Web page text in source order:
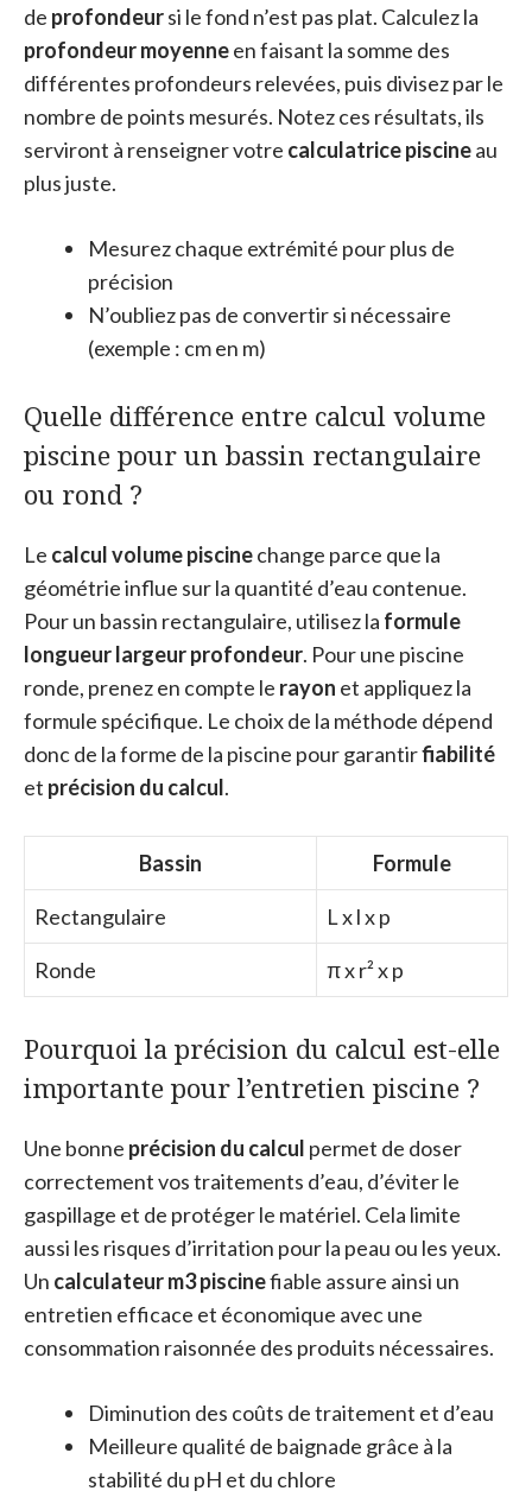
de profondeursi le fond n’est pas plat. Calculez la
profondeur moyenneen faisant la somme des
différentes profondeurs relevées, puis divisez par le
nombre de points mesurés. Notez ces résultats, ils
serviront à renseigner votre calculatrice piscineau
plus juste.
Mesurez chaque extrémité pour plus de
précision
N’oubliez pas de convertir si nécessaire
(exemple : cm en m)
Quelle différence entre calcul volume
piscine pour un bassin rectangulaire
ou rond ?
Le calcul volume piscinechange parce que la
géométrie influe sur la quantité d’eau contenue.
Pour un bassin rectangulaire, utilisez la formule
longueur largeur profondeur. Pour une piscine
ronde, prenez en compte le rayon et appliquez la
formule spécifique. Le choix de la méthode dépend
donc de la forme de la piscine pour garantirfiabilité
et précision du calcul.
Bassin Formule
Rectangulaire L x l x p
Ronde π x r² x p
Pourquoi la précision du calcul est-elle
importante pour l’entretien piscine ?
Une bonne précision du calcul permet de doser
correctement vos traitements d’eau, d’éviter le
gaspillage et de protéger le matériel. Cela limite
aussi les risques d’irritation pour la peau ou les yeux.
Un calculateur m3 piscinefiable assure ainsi un
entretien efficace et économique avec une
consommation raisonnée des produits nécessaires.
Diminution des coûts de traitement et d’eau
Meilleure qualité de baignade grâce à la
stabilité du pH et du chlore